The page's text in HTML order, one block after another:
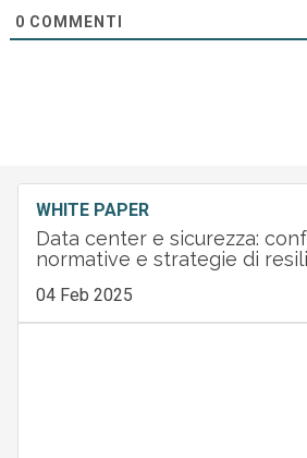
0 COMMENTI
WHITE PAPER
Data center e sicurezza:
normative e strategie di
04 Feb 2025